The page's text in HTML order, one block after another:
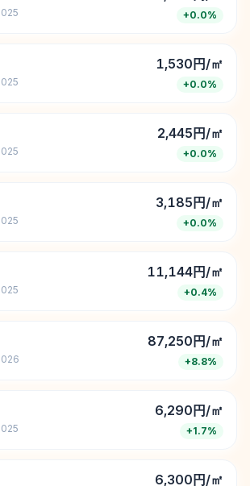
+0.0%
1,530円/㎡
+0.0%
2,445円/㎡
+0.0%
3,185円/㎡
+0.0%
11,144円/㎡
+0.4%
87,250円/㎡
+8.8%
6,290円/㎡
+1.7%
6,300円/㎡